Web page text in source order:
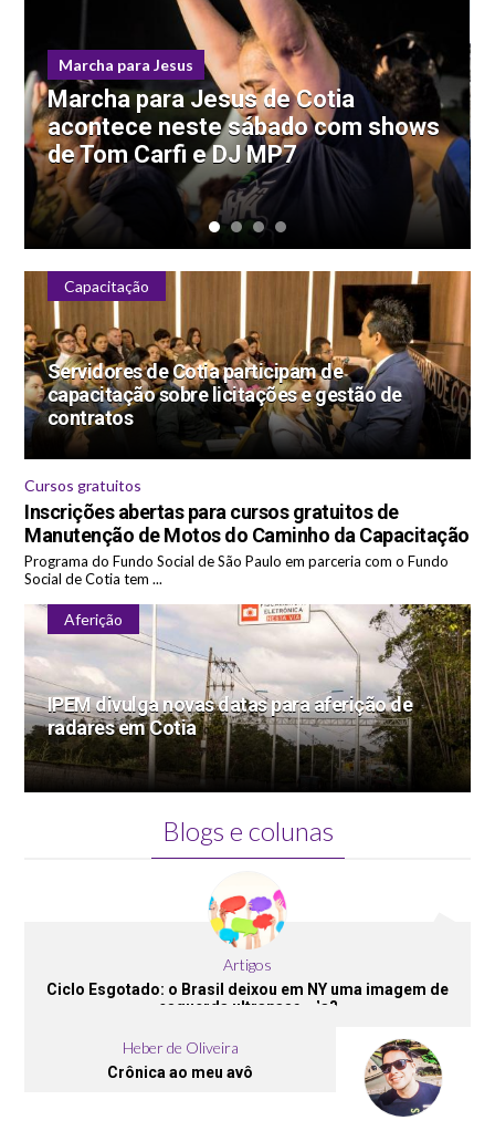
Parque Ecológico
Parque Chico Anysio será
revitalizado e passará a se chamar
Parque Ecológico Chico Mendes
Capacitação
Servidores de Cotia participam de
capacitação sobre licitações e gestão de
contratos
Cursos gratuitos
Inscrições abertas para cursos gratuitos de
Manutenção de Motos do Caminho da Capacitação
Programa do Fundo Social de São Paulo em parceria com o Fundo
Social de Cotia tem ...
Aferição
IPEM divulga novas datas para aferição de
radares em Cotia
Blogs e colunas
Artigos
Ciclo Esgotado: o Brasil deixou em NY uma imagem de
esquerda ultrapassada?
Heber de Oliveira
Crônica ao meu avô